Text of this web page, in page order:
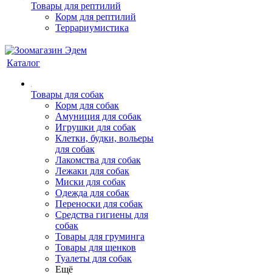
Товары для рептилий
Корм для рептилий
Террариумистика
Каталог
Товары для собак
Корм для собак
Амуниция для собак
Игрушки для собак
Клетки, будки, вольеры
для собак
Лакомства для собак
Лежаки для собак
Миски для собак
Одежда для собак
Переноски для собак
Средства гигиены для
собак
Товары для груминга
Товары для щенков
Туалеты для собак
Ещё